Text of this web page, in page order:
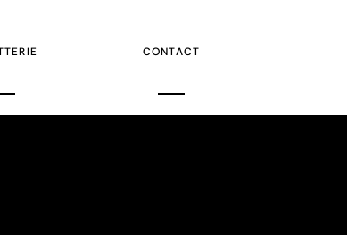
CONTACT